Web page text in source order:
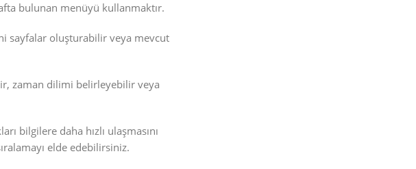
bulunan menüyü kullanmaktır.
sayfalar oluşturabilir veya mevcut
zaman dilimi belirleyebilir veya
bilgilere daha hızlı ulaşmasını
elde edebilirsiniz.